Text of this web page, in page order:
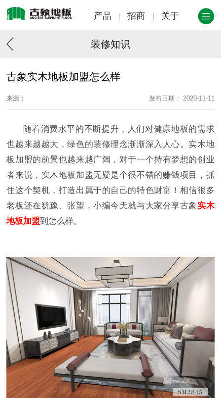
产品 招商 关于
装修知识
古象实木地板加盟怎么样
来源： 发布日期： 2020-11-11
随着消费水平的不断提升，人们对健康地板的需求
也越来越越大，绿色的装修理念渐渐深入人心。实木地
板加盟的前景也越来越广阔，对于一个持有梦想的创业
者来说，实木地板加盟无疑是个很不错的赚钱项目，抓
住这个契机，打造出属于的自己的特色财富！相信很多
老板还在犹豫、张望，小编今天就与大家分享古象 实木
地板加盟到怎么样。